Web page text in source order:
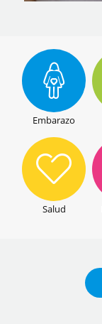
Embarazo
Salud